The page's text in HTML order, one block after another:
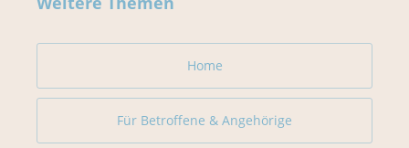
Home
Für Betroffene & Angehörige